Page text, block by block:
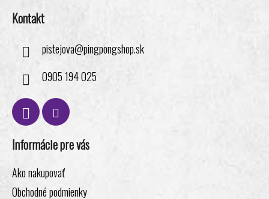
Kontakt
pistejova@pingpongshop.sk
0905 194 025
Informácie pre vás
Ako nakupovať
Obchodné podmienky